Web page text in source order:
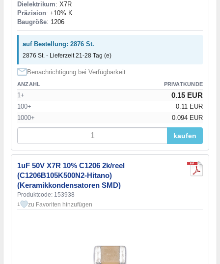
Dielektrikum: X7R
Präzision: ±10% K
Baugröße: 1206
auf Bestellung: 2876 St.
2876 St. - Lieferzeit 21-28 Tag (e)
Benachrichtigung bei Verfügbarkeit
ANZAHL PRIVATKUNDE
1+ 0.15 EUR
100+
0.11 EUR
1000+
0.094 EUR
kaufen
1uF 50V X7R 10% C1206 2k/reel
(C1206B105K500N2-Hitano)
(Keramikkondensatoren SMD)
Produktcode: 153938
1 zu Favoriten hinzufügen